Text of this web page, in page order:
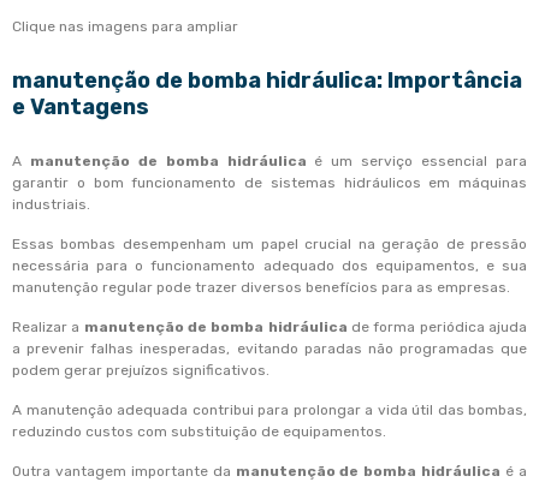
Clique nas imagens para ampliar
manutenção de bomba hidráulica: Importância
e Vantagens
A manutenção de bomba hidráulica é um serviço essencial para
garantir o bom funcionamento de sistemas hidráulicos em máquinas
industriais.
Essas bombas desempenham um papel crucial na geração de pressão
necessária para o funcionamento adequado dos equipamentos, e sua
manutenção regular pode trazer diversos benefícios para as empresas.
Realizar a manutenção de bomba hidráulica de forma periódica ajuda
a prevenir falhas inesperadas, evitando paradas não programadas que
podem gerar prejuízos significativos.
A manutenção adequada contribui para prolongar a vida útil das bombas,
reduzindo custos com substituição de equipamentos.
Outra vantagem importante da manutenção de bomba hidráulica é a